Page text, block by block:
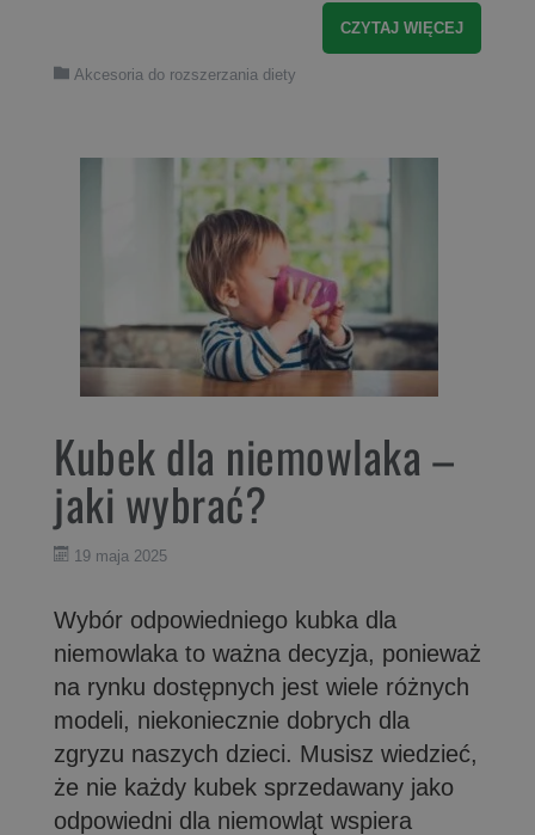
CZYTAJ WIĘCEJ
Akcesoria do rozszerzania diety
Kubek dla niemowlaka –
jaki wybrać?
19 maja 2025
Wybór odpowiedniego kubka dla
niemowlaka to ważna decyzja, ponieważ
na rynku dostępnych jest wiele różnych
modeli, niekoniecznie dobrych dla
zgryzu naszych dzieci. Musisz wiedzieć,
że nie każdy kubek sprzedawany jako
odpowiedni dla niemowląt wspiera